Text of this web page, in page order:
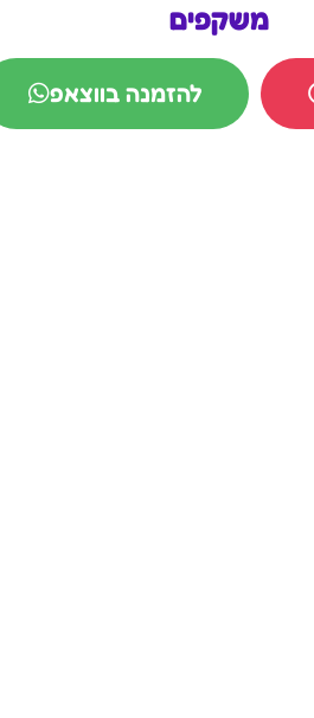
משקפים
להזמנה בווצאפ